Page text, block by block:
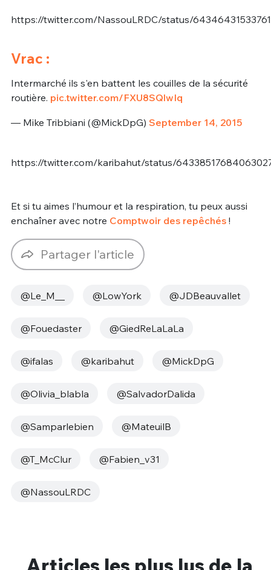
https://twitter.com/NassouLRDC/status/
Vrac :
Intermarché ils s'en battent les couilles de la sécurité
routière. pic.twitter.com/FXU8SQlwIq
— Mike Tribbiani (@MickDpG) September 14, 2015
https://twitter.com/karibahut/status/
Et si tu aimes l’humour et la respiration, tu peux aussi
enchaîner avec notre Comptwoir des repêchés!
Partager l'article
@Le_M__ @LowYork @JDBeauvallet
@Fouedaster @GiedReLaLaLa
@ifalas @karibahut @MickDpG
@Olivia_blabla @SalvadorDalida
@Samparlebien @MateuilB
@T_McClur @Fabien_v31
@NassouLRDC
Articles les plus lus de la